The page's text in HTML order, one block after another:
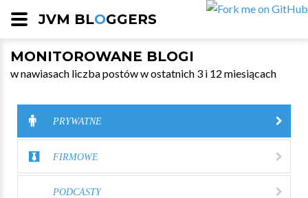
JVM BLOGGERS
MONITOROWANE BLOGI
w nawiasach liczba postów w ostatnich 3 i 12 miesiącach
PRYWATNE
FIRMOWE
PODCASTY